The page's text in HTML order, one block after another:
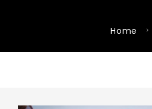
Home